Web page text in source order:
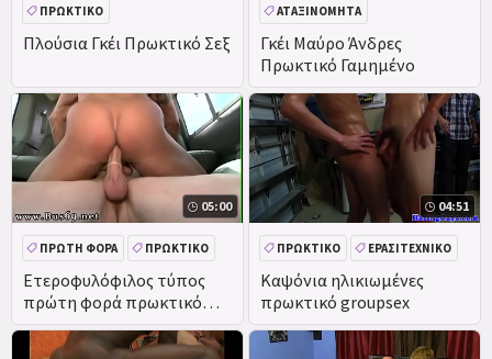
Πλούσια Γκέι Πρωκτικό Σεξ
ΠΡΩΚΤΙΚΌ
Γκέι Μαύρο Άνδρες
Πρωκτικό Γαμημένο
ΑΤΑΞΙΝΌΜΗΤΑ
05:00
Ετεροφυλόφιλος τύπος
πρώτη φορά πρωκτικό
γκέι σεξ θα τον κάνω έρωτα
ότι ο Αλέξης θέλει να
ΠΡΏΤΗ ΦΟΡΆ
ΠΡΩΚΤΙΚΌ
ΥΠΑΊΘΡΙΑ
ΠΡΑΓΜΑΤΙΚΌΤΗΤΑ
04:51
Καψόνια ηλικιωμένες
πρωκτικό groupsex
ΠΡΩΚΤΙΚΌ
ΕΡΑΣΙΤΕΧΝΙΚΌ
ΟΜΆΔΑ
ΠΡΑΓΜΑΤΙΚΌΤΗΤΑ